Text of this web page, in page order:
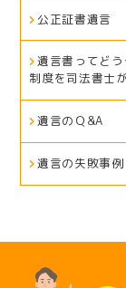
公正証書遺言
遺言書ってど
制度を司法書士
遺言のＱ&A
遺言の失敗事例